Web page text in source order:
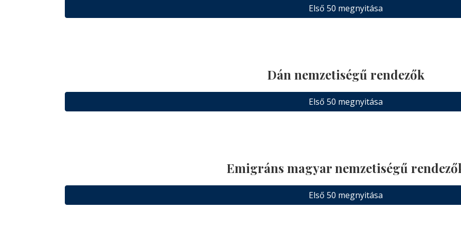
Első 50 megnyitása
Dán nemzetiségű rendezők
Első 50 megnyitása
Emigráns magyar nemzetiségű
Első 50 megnyitása